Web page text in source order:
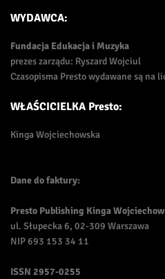
WYDAWCA:
Fundacja Edukacja i Muzyka
prezes zarządu: Ryszard Wojciul
Czasopisma Presto wydawane są na
WŁAŚCICIELKA Presto:
Kinga Wojciechowska
Dane do faktury:
Presto Publishing Kinga
ul. Słupecka 6, 02-309 Warszawa
NIP 693 153 34 11
ISSN 2957-0255